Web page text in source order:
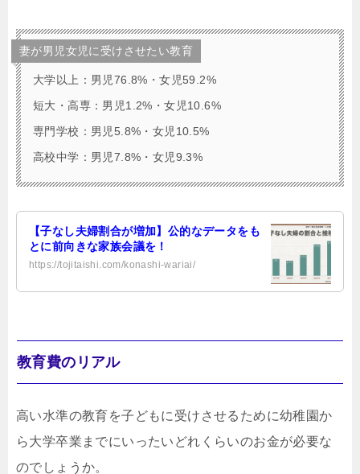
妻が男児女児に受けさせたい教育
大学以上：男児76.8%・女児59.2%
短大・高専：男児1.2%・女児10.6%
専門学校：男児5.8%・女児10.5%
高校中学：男児7.8%・女児9.3%
【子なし夫婦割合が増加】公的なデータをも
とに前向きな家族会議を！
https://tojitaishi.com/konashi-wariai/
教育費のリアル
高い水準の教育を子どもに受けさせるために幼稚園か
ら大学卒業までにいったいどれくらいのお金が必要な
のでしょうか。